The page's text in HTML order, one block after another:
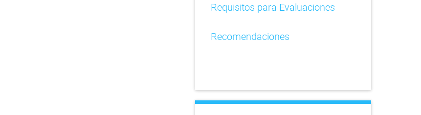
Requisitos para Evaluaciones
Recomendaciones